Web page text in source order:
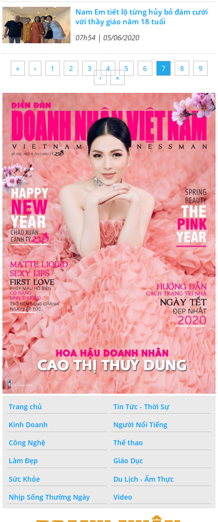
Nam Em tiết lộ từng hủy bỏ đám cưới
với thầy giáo năm 18 tuổi
07h54 | 05/06/2020
« ‹ 1 2 3 4 5 6 7 8
9
›
»
Trang chủ
Tin Tức - Thời Sự
Kinh Doanh
Người Nổi Tiếng
Công Nghệ
Thế thao
Làm Đẹp
Giáo Dục
Sức Khỏe
Du Lịch - Ẩm Thực
Nhịp Sống Thường Ngày
Video